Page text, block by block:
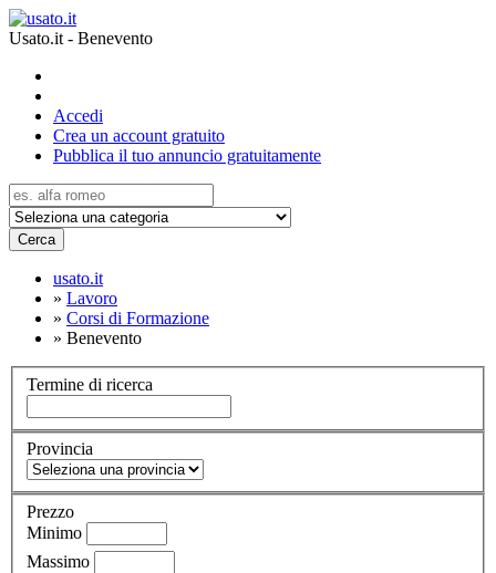
Usato.it - Benevento
Accedi
Crea un account gratuito
Pubblica il tuo annuncio gratuitamente
Cerca
usato.it
» Lavoro
» Corsi di Formazione
» Benevento
Termine di ricerca
Provincia
Prezzo
Minimo
Massimo